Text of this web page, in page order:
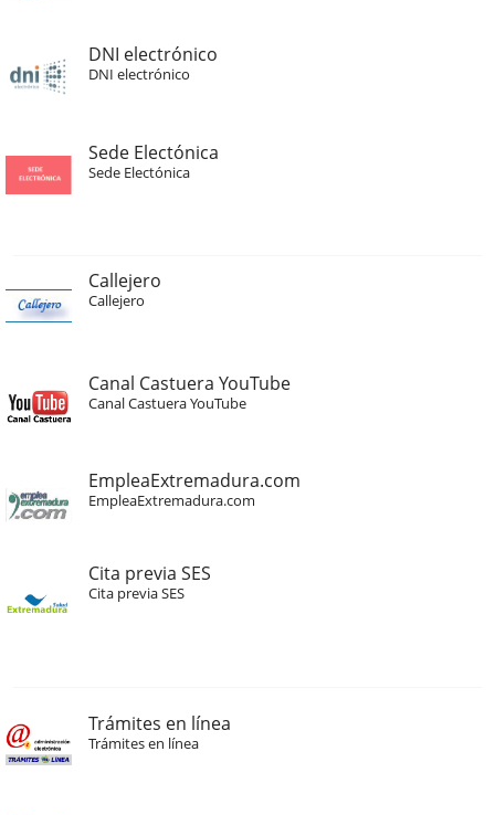
DNI electrónico
DNI electrónico
Sede Electónica
Sede Electónica
Callejero
Callejero
Canal Castuera YouTube
Canal Castuera YouTube
EmpleaExtremadura.com
EmpleaExtremadura.com
Cita previa SES
Cita previa SES
Trámites en línea
Trámites en línea